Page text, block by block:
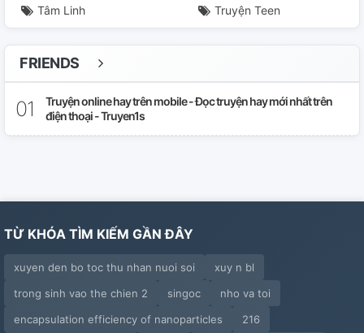
Chương 28
Chương 29.(go On)
Chương 30.
Chương 33.
Chương 34
Tâm Linh Truyện Teen
FRIENDS
Truyện online hay trên mobile - Đọc truyện hay mới nhất trên
điện thoại - Truyen1s
TỪ KHÓA TÌM KIẾM GẦN ĐÂY
xuyen den bo toc thu nhan nuoi soi
xuy n bl
trong sinh vao the chien 2
singoc
nho va toi
encapsulation efficiency of nanoparticles
216